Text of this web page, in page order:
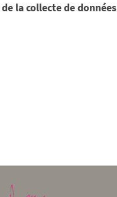
la collecte de données